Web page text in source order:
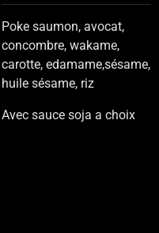
Poke saumon, avocat,
concombre, wakame,
carotte, edamame,sésame,
huile sésame, riz
Avec sauce soja a choix